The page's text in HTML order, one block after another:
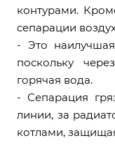
контурами.
сепарации
- Это
поскольку
горячая вода.
- Сепарация
линии, за
котлами,